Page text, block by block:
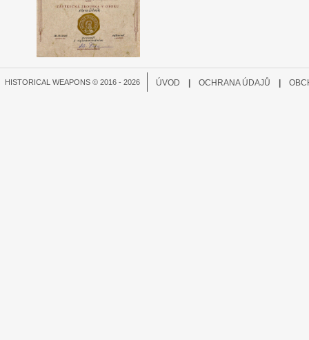
HISTORICAL WEAPONS © 2016 - 2026 ÚVOD OCHRANA ÚDAJŮ